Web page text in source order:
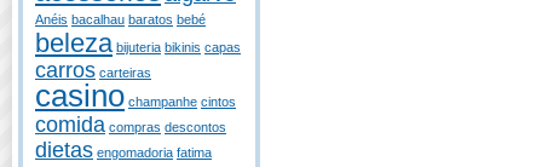
Anéis bacalhau baratos bebé
beleza bijuteria bikinis capas
carros carteiras
casino champanhe cintos
comida compras descontos
dietas engomadoria fatima